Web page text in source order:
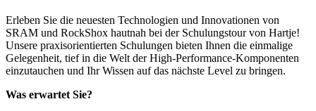
Erleben Sie die neuesten Technologien und Innovationen von
SRAM und RockShox hautnah bei der Schulungstour von Hartje!
Unsere praxisorientierten Schulungen bieten Ihnen die einmalige
Gelegenheit, tief in die Welt der High-Performance-Komponenten
einzutauchen und Ihr Wissen auf das nächste Level zu bringen.
Was erwartet Sie?